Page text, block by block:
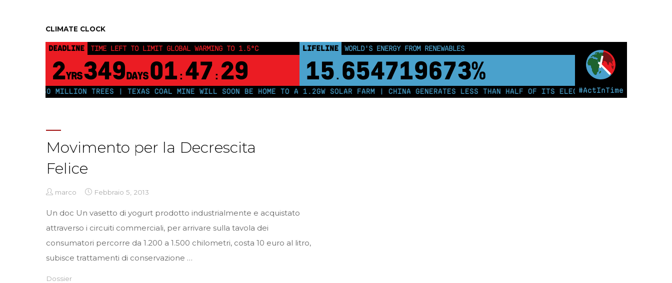
CLIMATE CLOCK
#ActInTime
DEADLINE TIME LEFT TO LIMIT GLOBAL WARMING TO 1.5°C
2YRS349DAYS 01 : 47 : 28
LIFELINE WORLD'S ENERGY FROM RENEWABLES
15 . 654719678%
PLANT 250 MILLION TREES | TEXAS COAL MINE WILL SOON BE HOME TO A 1.2GW SOLAR FARM | CHINA GENERATES LESS THAN HALF OF ITS ELECTRICITY FROM COAL
Movimento per la Decrescita
Felice
marco Febbraio 5, 2013
Un doc Un vasetto di yogurt prodotto industrialmente e acquistato
attraverso i circuiti commerciali, per arrivare sulla tavola dei
consumatori percorre da 1.200 a 1.500 chilometri, costa 10 euro al litro,
subisce trattamenti di conservazione …
Dossier